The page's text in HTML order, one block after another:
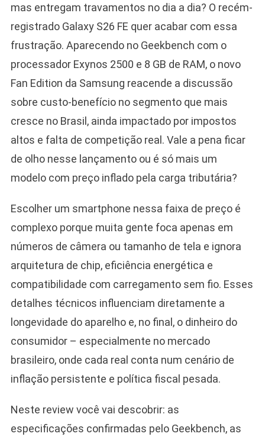
mas entregam travamentos no dia a dia? O recém-
registrado Galaxy S26 FE quer acabar com essa
frustração. Aparecendo no Geekbench com o
processador Exynos 2500 e 8 GB de RAM, o novo
Fan Edition da Samsung reacende a discussão
sobre custo-benefício no segmento que mais
cresce no Brasil, ainda impactado por impostos
altos e falta de competição real. Vale a pena ficar
de olho nesse lançamento ou é só mais um
modelo com preço inflado pela carga tributária?
Escolher um smartphone nessa faixa de preço é
complexo porque muita gente foca apenas em
números de câmera ou tamanho de tela e ignora
arquitetura de chip, eficiência energética e
compatibilidade com carregamento sem fio. Esses
detalhes técnicos influenciam diretamente a
longevidade do aparelho e, no final, o dinheiro do
consumidor – especialmente no mercado
brasileiro, onde cada real conta num cenário de
inflação persistente e política fiscal pesada.
Neste review você vai descobrir: as
especificações confirmadas pelo Geekbench, as